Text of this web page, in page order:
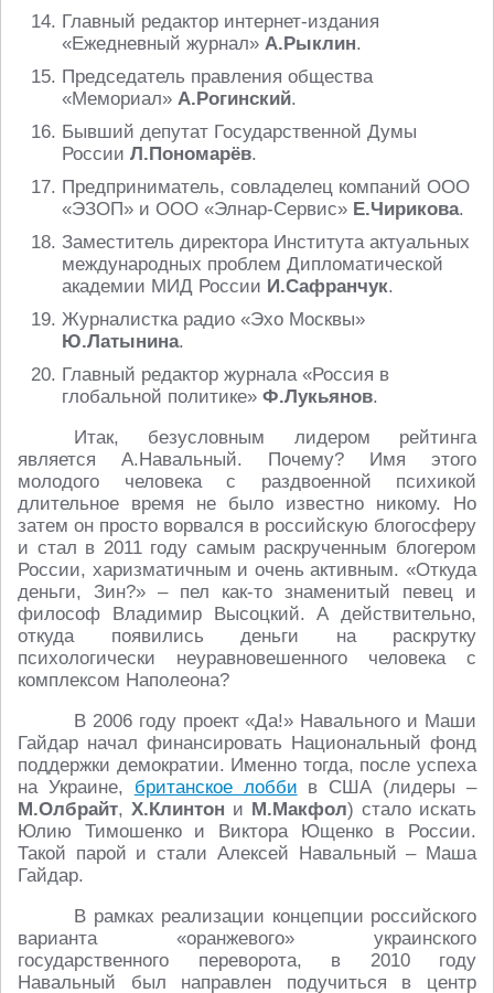
Главный редактор интернет-издания
«Ежедневный журнал» А.Рыклин.
Председатель правления общества
«Мемориал» А.Рогинский.
Бывший депутат Государственной Думы
России Л.Пономарёв.
Предприниматель, совладелец компаний ООО
«ЭЗОП» и ООО «Элнар-Сервис» Е.Чирикова.
Заместитель директора Института актуальных
международных проблем Дипломатической
академии МИД России И.Сафранчук.
Журналистка радио «Эхо Москвы»
Ю.Латынина.
Главный редактор журнала «Россия в
глобальной политике» Ф.Лукьянов.
Итак, безусловным лидером рейтинга
является А.Навальный. Почему? Имя этого
молодого человека с раздвоенной психикой
длительное время не было известно никому. Но
затем он просто ворвался в российскую блогосферу
и стал в 2011 году самым раскрученным блогером
России, харизматичным и очень активным. «Откуда
деньги, Зин?» – пел как-то знаменитый певец и
философ Владимир Высоцкий. А действительно,
откуда появились деньги на раскрутку
психологически неуравновешенного человека с
комплексом Наполеона?
В 2006 году проект «Да!» Навального и Маши
Гайдар начал финансировать Национальный фонд
поддержки демократии. Именно тогда, после успеха
на Украине, британское лобби в США (лидеры –
М.Олбрайт, Х.Клинтон и М.Макфол) стало искать
Юлию Тимошенко и Виктора Ющенко в России.
Такой парой и стали Алексей Навальный – Маша
Гайдар.
В рамках реализации концепции российского
варианта «оранжевого» украинского
государственного переворота, в 2010 году
Навальный был направлен подучиться в центр